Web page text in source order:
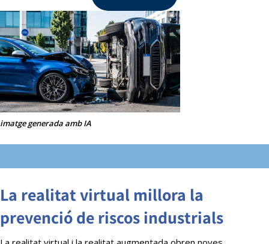
imatge generada amb IA
La realitat virtual millora la
prevenció de riscos industrials